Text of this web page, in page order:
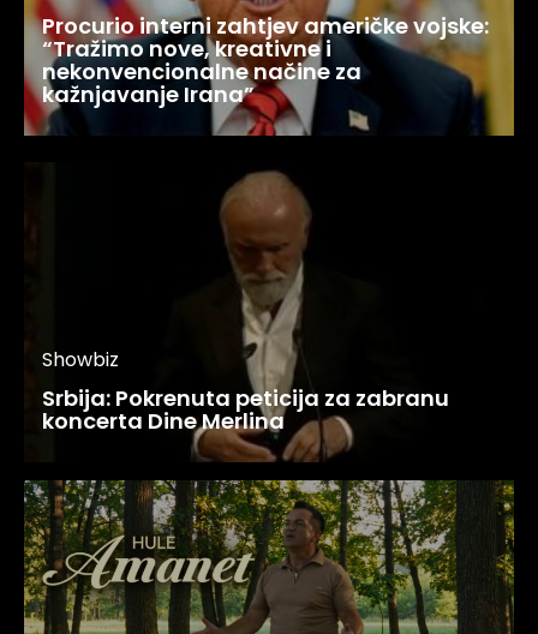
Procurio interni zahtjev američke vojske:
“Tražimo nove, kreativne i
nekonvencionalne načine za
kažnjavanje Irana”
Showbiz
Srbija: Pokrenuta peticija za zabranu
koncerta Dine Merlina